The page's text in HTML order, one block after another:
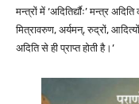
मन्त्रों में ‘अदितिर्द्याैः’ मन्त्र
मित्रावरुण, अर्यमन्, रुद्रों,
अदिति से ही प्राप्त होती है।’